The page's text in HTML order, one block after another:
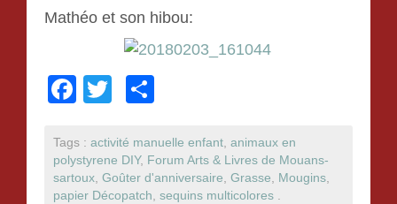
Mathéo et son hibou:
F
c
e
tt
er
ta
g
Tags : activité manuelle enfant, animaux en
polystyrene DIY, Forum Arts & Livres de Mouans-
sartoux, Goûter d'anniversaire, Grasse, Mougins,
papier Décopatch, sequins multicolores .